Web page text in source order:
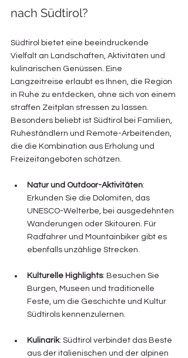
nach Südtirol?
Südtirol bietet eine beeindruckende
Vielfalt an Landschaften, Aktivitäten und
kulinarischen Genüssen. Eine
Langzeitreise erlaubt es Ihnen, die Region
in Ruhe zu entdecken, ohne sich von einem
straffen Zeitplan stressen zu lassen.
Besonders beliebt ist Südtirol bei Familien,
Ruheständlern und Remote-Arbeitenden,
die die Kombination aus Erholung und
Freizeitangeboten schätzen.
Natur und Outdoor-Aktivitäten:
Erkunden Sie die Dolomiten, das
UNESCO-Welterbe, bei ausgedehnten
Wanderungen oder Skitouren. Für
Radfahrer und Mountainbiker gibt es
ebenfalls unzählige Strecken.
Kulturelle Highlights: Besuchen Sie
Burgen, Museen und traditionelle
Feste, um die Geschichte und Kultur
Südtirols kennenzulernen.
Kulinarik: Südtirol verbindet das Beste
aus der italienischen und der alpinen